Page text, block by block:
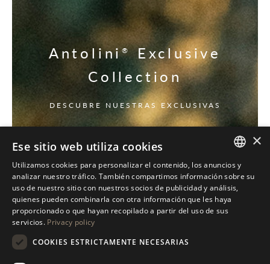
Antolini® Exclusive
Collection
DESCUBRE NUESTRAS EXCLUSIVAS
ITALIAN
ENGLISH
SPANISH
×
Ese sitio web utiliza cookies
Utilizamos cookies para personalizar el contenido, los anuncios y
analizar nuestro tráfico. También compartimos información sobre su
uso de nuestro sitio con nuestros socios de publicidad y análisis,
quienes pueden combinarla con otra información que les haya
proporcionado o que hayan recopilado a partir del uso de sus
servicios. Privacy policy
COOKIES ESTRICTAMENTE NECESARIAS